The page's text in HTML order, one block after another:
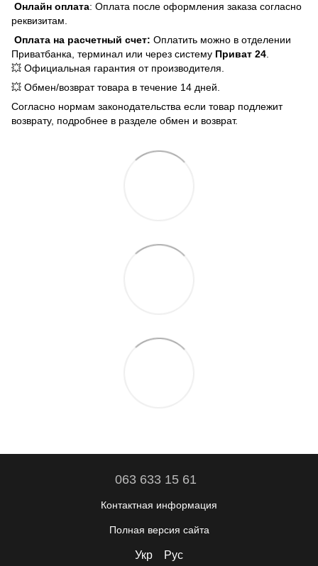
Онлайн оплата: Оплата после оформления заказа согласно
реквизитам.
Оплата на расчетный счет: Оплатить можно в отделении
Приватбанка, терминал или через систему Приват 24
💥 Официальная гарантия от производителя.
💥 Обмен/возврат товара в течение 14 дней.
Согласно нормам законодательства если товар подлежит
возврату, подробнее в разделе обмен и возврат.
063 633 15 61
Контактная информация
Полная версия сайта
Укр Рус